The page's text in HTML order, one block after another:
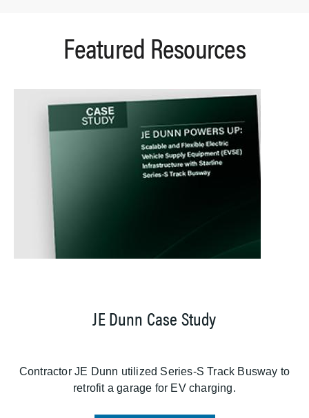
Featured Resources
JE Dunn Case Study
Contractor JE Dunn utilized Series-S Track Busway to
retrofit a garage for EV charging.